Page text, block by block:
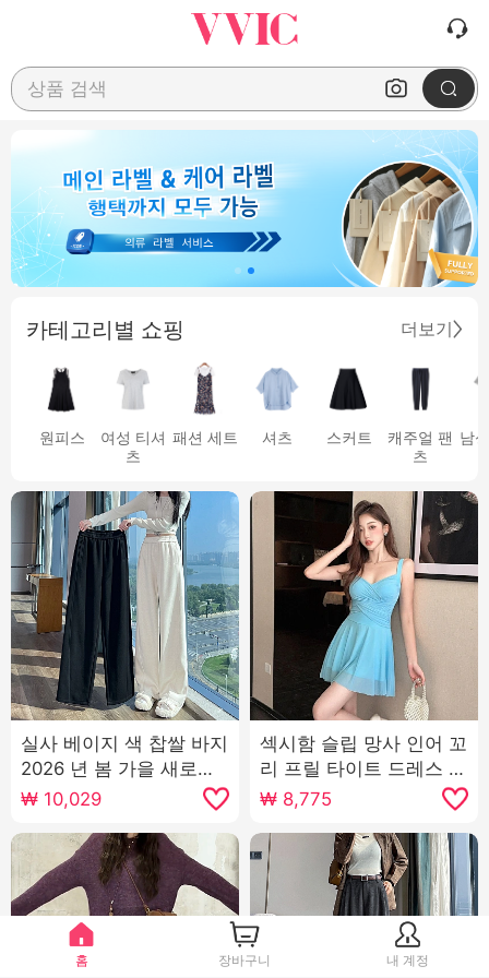
상품 검색
카테고리별 쇼핑 더보기
원피스
여성 티셔
츠
패션 세트 셔츠 스커트
캐주얼 팬
츠
남
실사 베이지 색 찹쌀 바지
2026 년 봄 가을 새로운
스트레이트 겨울 털이 있
는 하이웨이스트 캐주얼
루즈핏 와이드 레그 팬츠
어린이
₩ 10,029
섹시함 슬립 망사 인어 꼬
리 프릴 타이트 드레스 품
격 낮은 가슴 미니 스커트
₩ 8,775
홈 장바구니 내 계정